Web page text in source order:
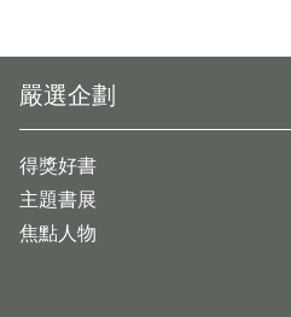
嚴選企劃
得獎好書
主題書展
焦點人物